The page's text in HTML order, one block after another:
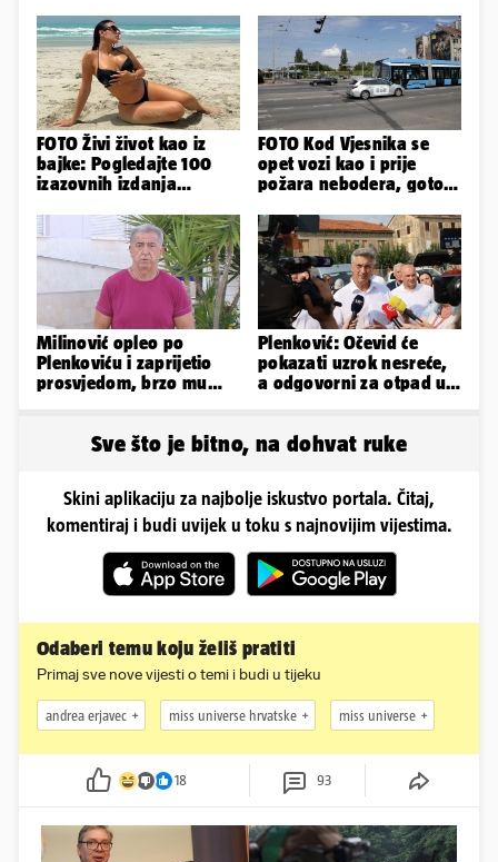
FOTO Živi život kao iz
bajke: Pogledajte 100
izazovnih izdanja
FOTO Kod Vjesnika se
opet vozi kao i prije
požara nebodera, gotovi
Milinović opleo po
Plenkoviću i zaprijetio
prosvjedom, brzo mu
Plenković: Očevid će
pokazati uzrok nesreće,
a odgovorni za otpad u
Sve što je bitno, na dohvat ruke
Skini aplikaciju za najbolje iskustvo portala. Čitaj,
komentiraj i budi uvijek u toku s najnovijim vijestima.
Odaberi temu koju želiš pratiti
Primaj sve nove vijesti o temi i budi u tijeku
andrea erjavec miss universe hrvatske miss universe
18 93